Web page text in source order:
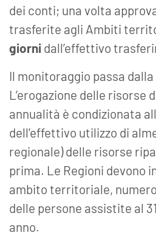
dei conti; una volta
trasferite agli Ambiti
giorni dall’effettivo
Il monitoraggio passa
L’erogazione delle risorse
annualità è condizionata
dell’effettivo utilizzo di
regionale) delle risorse
prima. Le Regioni devono
ambito territoriale,
delle persone assistite al
anno.